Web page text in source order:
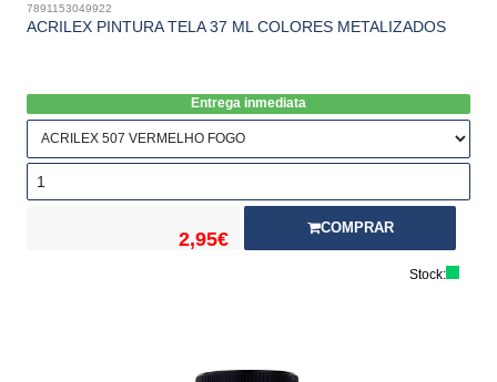
7891153049922
ACRILEX PINTURA TELA 37 ML COLORES METALIZADOS
Entrega inmediata
2,95€
COMPRAR
Stock: